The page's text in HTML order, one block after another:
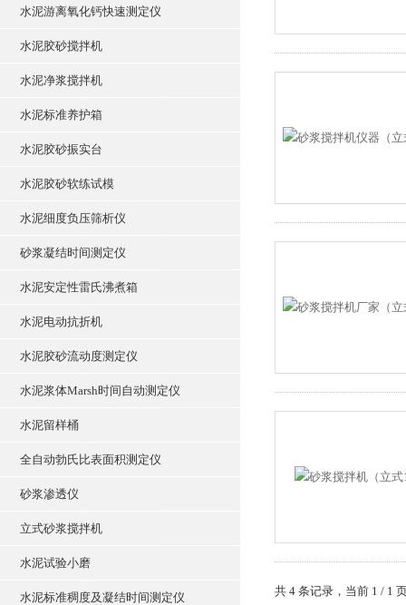
水泥游离氧化钙快速测定仪
水泥胶砂搅拌机
水泥净浆搅拌机
水泥标准养护箱
水泥胶砂振实台
水泥胶砂软练试模
水泥细度负压筛析仪
砂浆凝结时间测定仪
水泥安定性雷氏沸煮箱
水泥电动抗折机
水泥胶砂流动度测定仪
水泥浆体Marsh时间自动测定仪
水泥留样桶
全自动勃氏比表面积测定仪
砂浆渗透仪
立式砂浆搅拌机
水泥试验小磨
水泥标准稠度及凝结时间测定仪 共 4 条记录，当前 1 / 1